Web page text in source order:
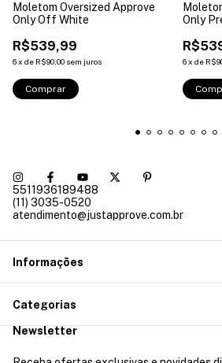
Moletom Oversized Approve
Only Off White
R$539,99
6x de R$90,00 sem juros
Comprar
Only
6x de
5511936189488
(11) 3035-0520
atendimento@justapprove.com.br
Informações
Categorias
Newsletter